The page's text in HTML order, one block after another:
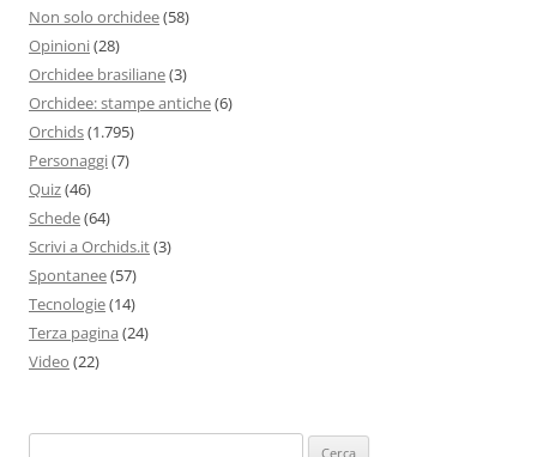
Non solo orchidee(58)
Opinioni(28)
Orchidee brasiliane(3)
Orchidee: stampe antiche(6)
Orchids(1.795)
Personaggi(7)
Quiz(46)
Schede(64)
Scrivi a Orchids.it(3)
Spontanee(57)
Tecnologie(14)
Terza pagina (24)
Video (22)